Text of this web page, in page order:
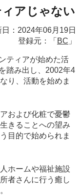
アじゃない
：2024年06月19日
登録元：「 BC 」
ティアが始めた活
踏み出し、2002年4
り、活動を始めま
および化粧で憂鬱
きることへの望み
目的で始められま
ホームや福祉施設
者さんに行う癒し